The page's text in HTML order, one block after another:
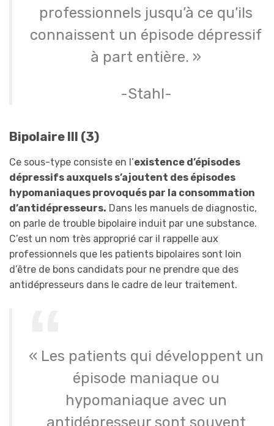
professionnels jusqu’à ce qu’ils
connaissent un épisode dépressif
à part entière. »
-Stahl-
Bipolaire III (3)
Ce sous-type consiste en l’existence d’épisodes
dépressifs auxquels s’ajoutent des épisodes
hypomaniaques provoqués par la consommation
d’antidépresseurs. Dans les manuels de diagnostic,
on parle de trouble bipolaire induit par une substance.
C’est un nom très approprié car il rappelle aux
professionnels que les patients bipolaires sont loin
d’être de bons candidats pour ne prendre que des
antidépresseurs dans le cadre de leur traitement.
« Les patients qui développent un
épisode maniaque ou
hypomaniaque avec un
antidépresseur sont souvent